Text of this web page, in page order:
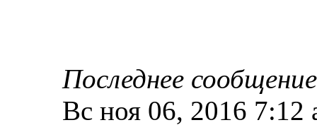
Последнее
Вс ноя 06, 2016 7:12